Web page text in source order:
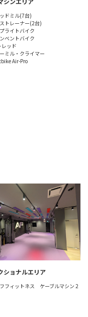
ドミル(7台)
トレーナー(2台)
ライトバイク
ベントバイク
レッド
ミル・クライマー
Air-Pro
ショナルエリア
フィットネス ケーブルマシン 2